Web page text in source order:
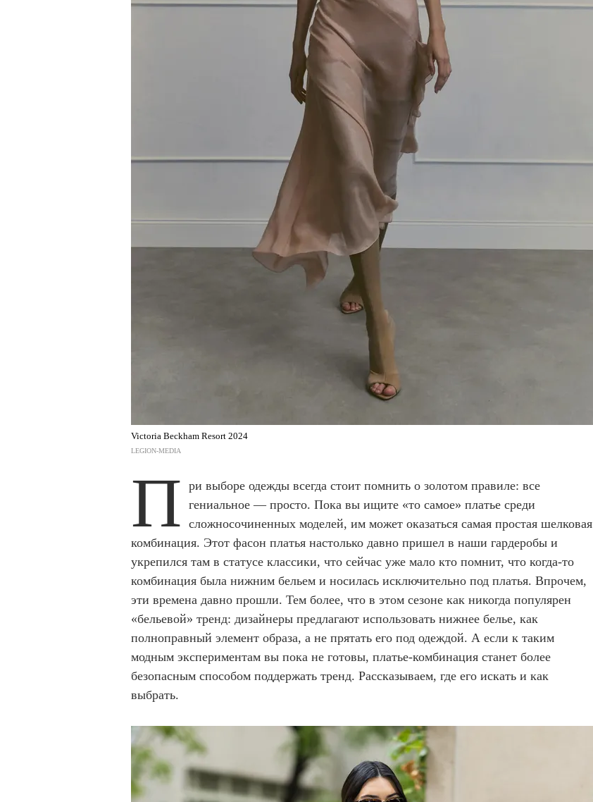
Victoria Beckham Resort 2024
LEGION-MEDIA
П ри выборе одежды всегда стоит помнить о золотом правиле: все
гениальное — просто. Пока вы ищите «то самое» платье среди
сложносочиненных моделей, им может оказаться самая простая шелковая
комбинация. Этот фасон платья настолько давно пришел в наши гардеробы и
укрепился там в статусе классики, что сейчас уже мало кто помнит, что когда-то
комбинация была нижним бельем и носилась исключительно под платья. Впрочем,
эти времена давно прошли. Тем более, что в этом сезоне как никогда популярен
«бельевой» тренд: дизайнеры предлагают использовать нижнее белье, как
полноправный элемент образа, а не прятать его под одеждой. А если к таким
модным экспериментам вы пока не готовы, платье-комбинация станет более
безопасным способом поддержать тренд. Рассказываем, где его искать и как
выбрать.